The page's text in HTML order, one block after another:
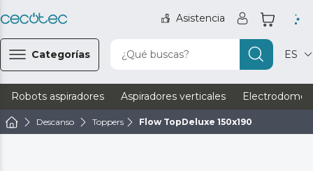
Asistencia
Categorías ¿Qué buscas? ES
Robots aspiradores Aspiradores verticales
Descanso Toppers Flow TopDeluxe 150x190